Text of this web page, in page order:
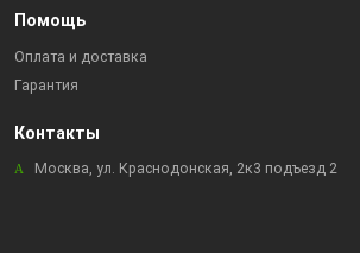
Помощь
Оплата и доставка
Гарантия
Контакты
Москва, ул. Краснодонская, 2к3 подъезд 2